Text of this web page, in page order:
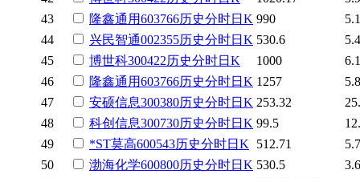
43
隆鑫通用603766历史分时日K 990
44
兴民智通002355历史分时日K 530.6
45
博世科300422历史分时日K 1000
46
隆鑫通用603766历史分时日K 1257
47
安硕信息300380历史分时日K 253.32
48
科创信息300730历史分时日K 99.5
49
*ST莫高600543历史分时日K 512.71
50
渤海化学600800历史分时日K 530.5